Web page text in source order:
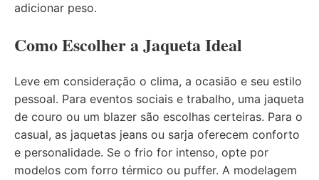
adicionar peso.
Como Escolher a Jaqueta Ideal
Leve em consideração o clima, a ocasião e seu estilo
pessoal. Para eventos sociais e trabalho, uma jaqueta
de couro ou um blazer são escolhas certeiras. Para o
casual, as jaquetas jeans ou sarja oferecem conforto
e personalidade. Se o frio for intenso, opte por
modelos com forro térmico ou puffer. A modelagem